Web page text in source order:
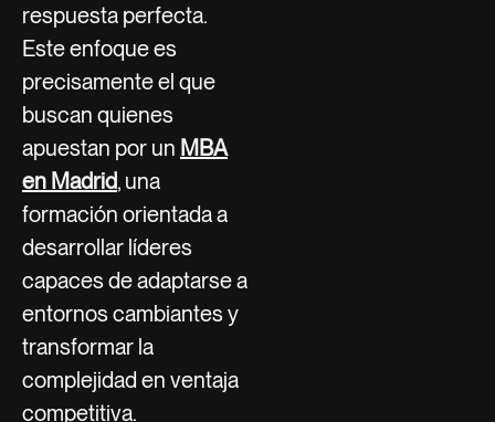
respuesta perfecta.
Este enfoque es
precisamente el que
buscan quienes
apuestan por un MBA
en Madrid, una
formación orientada a
desarrollar líderes
capaces de adaptarse a
entornos cambiantes y
transformar la
complejidad en ventaja
competitiva.